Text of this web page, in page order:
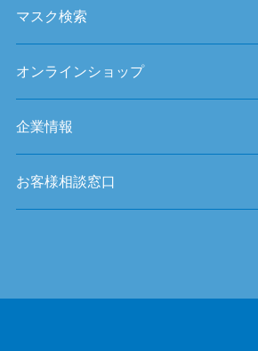
マスク検索
オンラインショップ
企業情報
お客様相談窓口